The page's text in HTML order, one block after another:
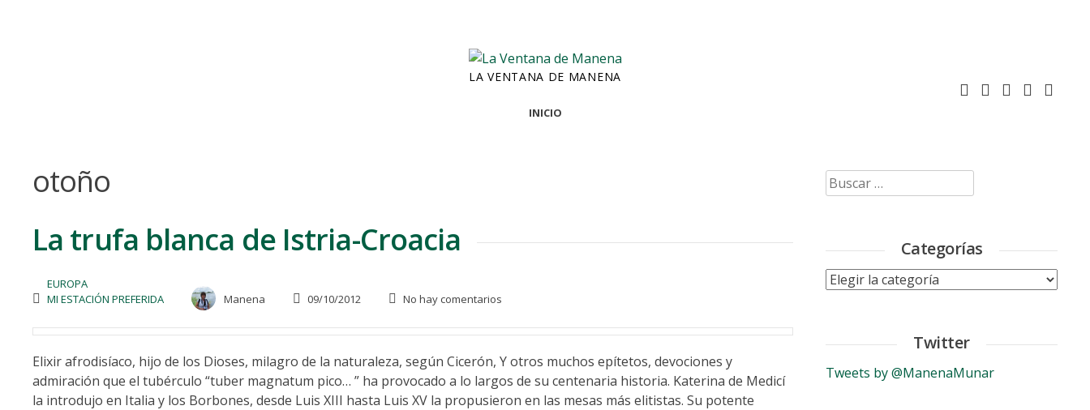
LA VENTANA DE MANENA
INICIO
otoño
La trufa blanca de Istria-Croacia
EUROPA
MI ESTACIÓN PREFERIDA
Manena 09/10/2012 No hay comentarios
Elixir afrodisíaco, hijo de los Dioses, milagro de la naturaleza, según Cicerón, Y otros muchos epítetos, devociones y
admiración que el tubérculo “tuber magnatum pico… ” ha provocado a lo largos de su centenaria historia. Katerina de Medicí
la introdujo en Italia y los Borbones, desde Luis XIII hasta Luis XV la propusieron en las mesas más elitistas. Su potente
Buscar:
Categorías
Categorías
Twitter
Tweets by @ManenaMunar